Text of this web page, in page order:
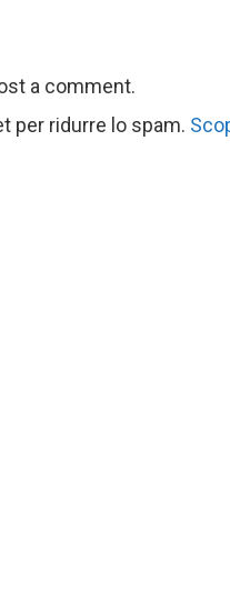
a comment.
per ridurre lo spam.